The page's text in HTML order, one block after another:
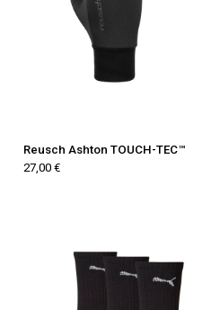
Reusch Ashton TOUCH-TEC™
27,00 €